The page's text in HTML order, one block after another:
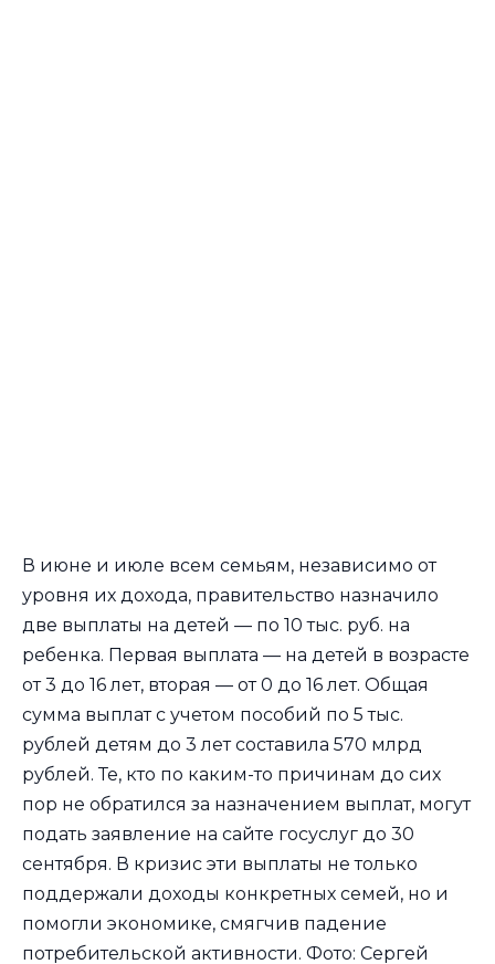
В июне и июле всем семьям, независимо от
уровня их дохода, правительство назначило
две выплаты на детей — по 10 тыс. руб. на
ребенка. Первая выплата — на детей в возрасте
от 3 до 16 лет, вторая — от 0 до 16 лет. Общая
сумма выплат с учетом пособий по 5 тыс.
рублей детям до 3 лет составила 570 млрд
рублей. Те, кто по каким-то причинам до сих
пор не обратился за назначением выплат, могут
подать заявление на сайте госуслуг до 30
сентября. В кризис эти выплаты не только
поддержали доходы конкретных семей, но и
помогли экономике, смягчив падение
потребительской активности. Фото: Сергей